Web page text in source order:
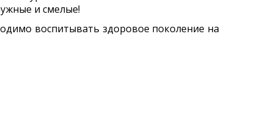
и смелые!
воспитывать здоровое поколение на